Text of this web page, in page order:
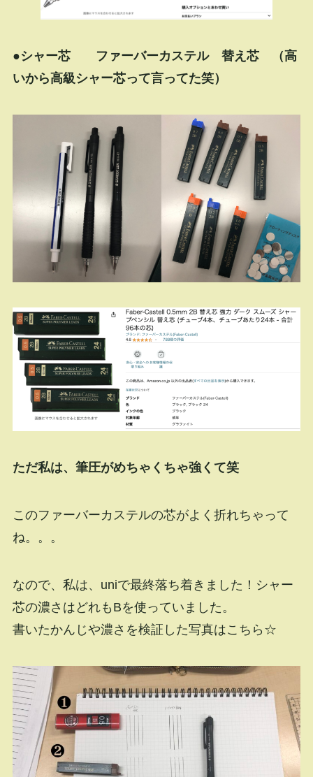
●シャー芯 ファーバーカステル 替え芯 （高
いから高級シャー芯って言ってた笑）
ただ私は、筆圧がめちゃくちゃ強くて笑
このファーバーカステルの芯がよく折れちゃって
ね。。。
なので、私は、uniで最終落ち着きました！シャー
芯の濃さはどれもBを使っていました。
書いたかんじや濃さを検証した写真はこちら☆